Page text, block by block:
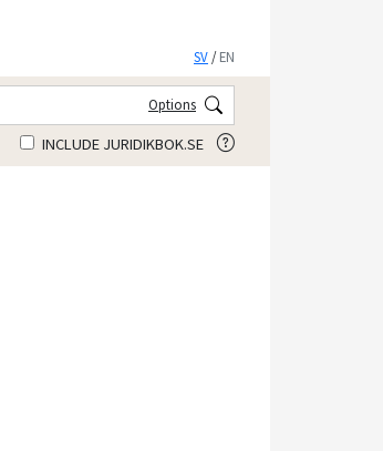
SV /EN
Options
INCLUDE JURIDIKBOK.SE